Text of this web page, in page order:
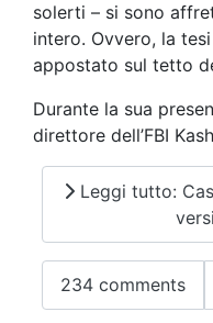
solerti – si sono
intero. Ovvero, la
appostato sul tetto
Durante la sua
direttore dell’FBI
Leggi tutto:
234 comments